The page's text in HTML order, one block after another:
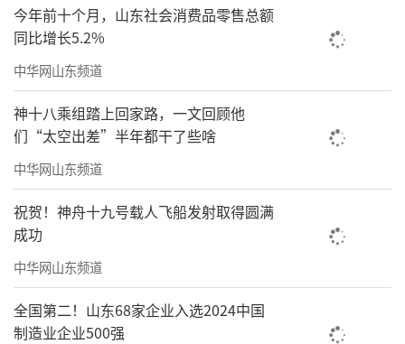
同时，为营造温馨祥和的气氛，各项目开
展了案场氛围营造和包装设置，让到访客户沉
浸在节日的欢乐海洋中。
今年前十个月，山东社会消费品零售总额
同比增长5.2%
中华网山东频道
神十八乘组踏上回家路，一文回顾他
们“太空出差”半年都干了些啥
中华网山东频道
祝贺！神舟十九号载人飞船发射取得圆满
成功
中华网山东频道
全国第二！山东68家企业入选2024中国
制造业企业500强